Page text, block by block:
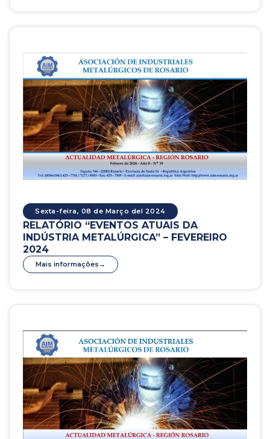
Sexta-feira, 08 de Março del 2024
RELATÓRIO “EVENTOS ATUAIS DA
INDÚSTRIA METALÚRGICA” – FEVEREIRO
2024
Mais informações